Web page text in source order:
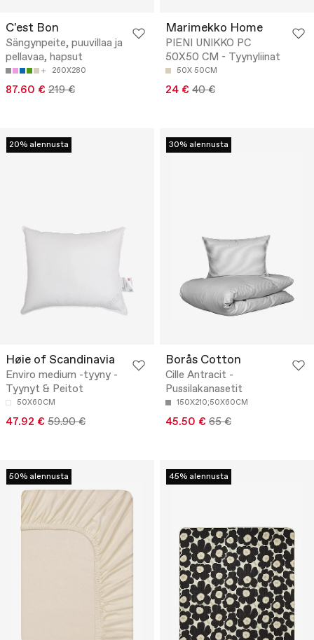
C'est Bon
Sängynpeite, puuvillaa ja
pellavaa, hapsut
260X280
87.60 € 219 €
Marimekko Home
PIENI UNIKKO PC
50X50 CM - Tyynyliinat
50X 50CM
24 € 40 €
20% alennusta
Høie of Scandinavia
Enviro medium -tyyny -
Tyynyt & Peitot
50X60CM
47.92 € 59.90 €
30% alennusta
Borås Cotton
Cille Antracit -
Pussilakanasetit
150X210;50X60CM
45.50 € 65 €
50% alennusta 45% alennusta